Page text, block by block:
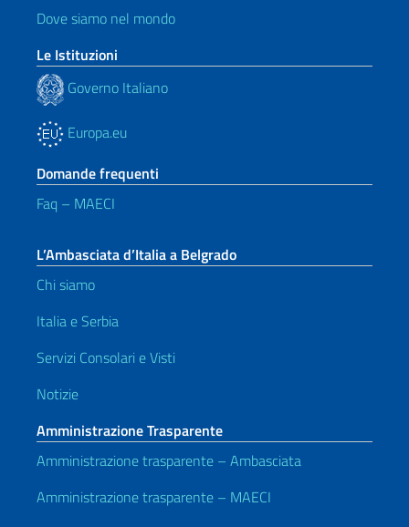
Dove siamo nel mondo
Le Istituzioni
Governo Italiano
Europa.eu
Domande frequenti
Faq – MAECI
L’Ambasciata d’Italia a Belgrado
Chi siamo
Italia e Serbia
Servizi Consolari e Visti
Notizie
Amministrazione Trasparente
Amministrazione trasparente – Ambasciata
Amministrazione trasparente – MAECI